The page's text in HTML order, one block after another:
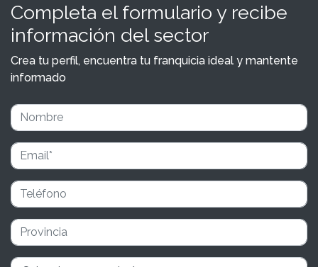
Completa el formulario y recibe
información del sector
Crea tu perfil, encuentra tu franquicia ideal y mantente
informado